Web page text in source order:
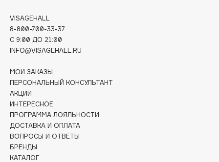
Clarins Precious
Clinique
Clive Christian
Collagenina
Consly
Corimo
CosRX
Cottolina
Crescina
Cunzite
VISAGEHALL
8-800-700-33-37
C 9:00 ДО 21:00
INFO@VISAGEHALL.RU
МОИ ЗАКАЗЫ
ПЕРСОНАЛЬНЫЙ КОНСУЛЬТАНТ
АКЦИИ
ИНТЕРЕСНОЕ
ПРОГРАММА ЛОЯЛЬНОСТИ
ДОСТАВКА И ОПЛАТА
ВОПРОСЫ И ОТВЕТЫ
БРЕНДЫ
КАТАЛОГ